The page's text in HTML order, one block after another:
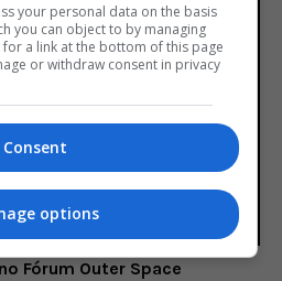
-01:13
Mute SettingsEnter
Play
Fórum Outer Space
your personal data on the basis
you can object to by managing
a link at the bottom of this page
or withdraw consent in privacy
Consent
options